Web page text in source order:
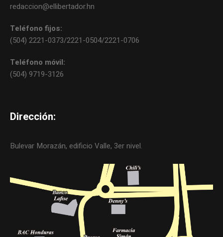
redaccion@ellibertador.hn
Teléfono fijos:
(504) 2221-0373/2221-0504/2221-0706
Teléfono móvil:
(504) 9719-3126
Dirección:
Bulevar Morazán, edificio Valle, 3er nivel.